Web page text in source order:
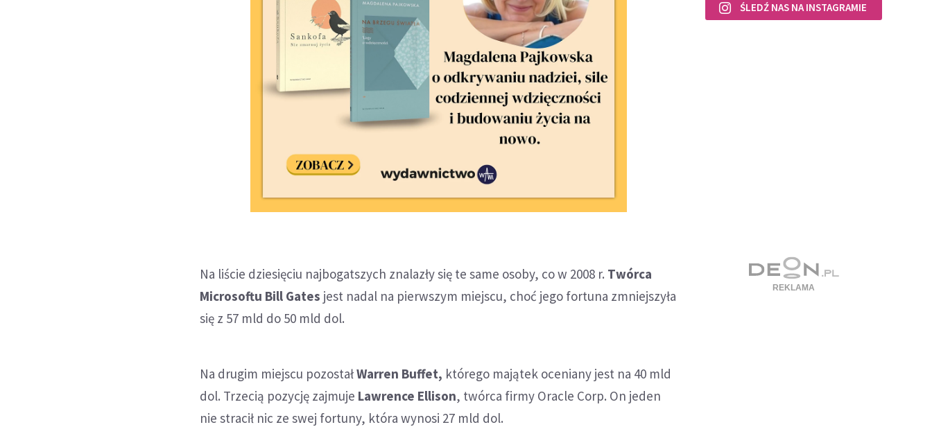
Na liście dziesięciu najbogatszych znalazły się te same osoby, co w 2008 r. Twórca
Microsoftu Bill Gates jest nadal na pierwszym miejscu, choć jego fortuna zmniejszyła
się z 57 mld do 50 mld dol.
Na drugim miejscu pozostałWarren Buffet, którego majątek oceniany jest na 40 mld
dol. Trzecią pozycję zajmuje Lawrence Ellison, twórca firmy Oracle Corp. On jeden
nie stracił nic ze swej fortuny, która wynosi 27 mld dol.
ŚLEDŹ NAS NA INSTAGRAMIE